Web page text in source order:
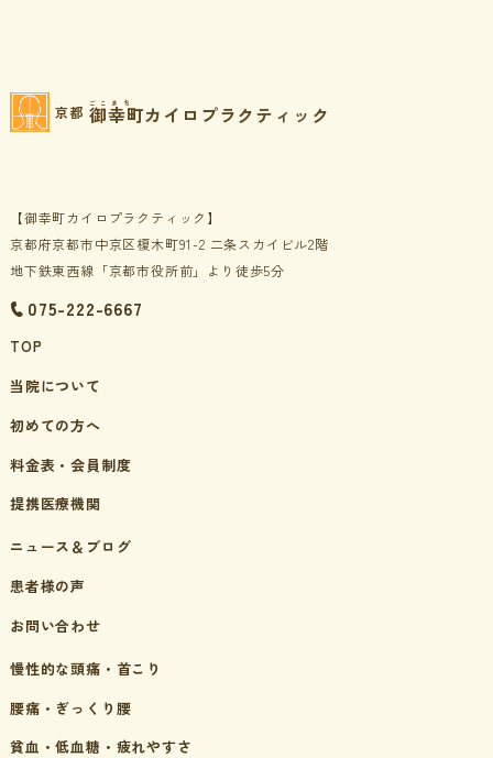
京都 ごこまち
御幸町カイロプラクティック
【御幸町カイロプラクティック】
京都府京都市中京区榎木町91-2 二条スカイビル2階
地下鉄東西線「京都市役所前」より徒歩5分
075-222-6667
TOP
当院について
初めての方へ
料金表・会員制度
提携医療機関
ニュース＆ブログ
患者様の声
お問い合わせ
慢性的な頭痛・首こり
腰痛・ぎっくり腰
貧血・低血糖・疲れやすさ